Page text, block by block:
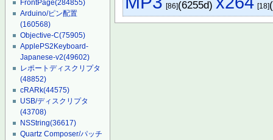
FrontPage(284855)
Arduino/ピン配置
(160568)
Objective-C(75905)
ApplePS2Keyboard-
Japanese-v2(49602)
レポートディスクリプタ
(48852)
cRARk(44575)
USB/ディスクリプタ
(43708)
NSString(36617)
Quartz Composer/パッチ
[86](6255d) [18]